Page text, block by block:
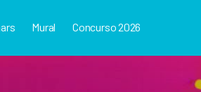
Mural Concurso 2026